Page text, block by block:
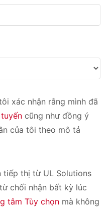
xác nhận rằng mình đã
cũng như đồng ý
của tôi theo mô tả
tiếp thị từ UL Solutions
chối nhận bất kỳ lúc
tâm Tùy chọn mà không